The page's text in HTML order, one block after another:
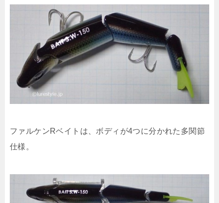
ファルケンRベイトは、ボディが4つに分かれた多関節
仕様。